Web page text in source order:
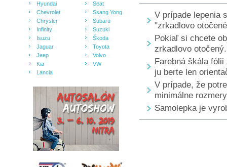
Hyundai
Chevrolet
Chrysler
Infinity
Isuzu
Jaguar
Jeep
Kia
Lancia
Seat
Ssang Yong
Subaru
Suzuki
Škoda
Toyota
Volvo
VW
V prípade lepenia
"zrkadlovo
Pokiaľ si chcete
zrkadlovo otočený.
Farebná škála
ju berte len
V prípade, že
minimálne
Samolepka je